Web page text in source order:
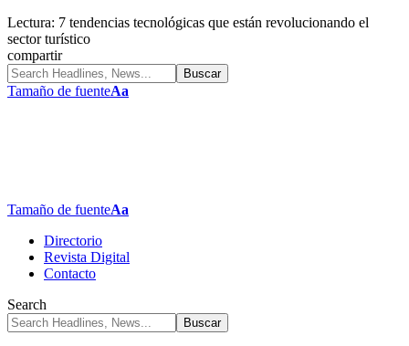
Lectura: 7 tendencias tecnológicas que están revolucionando el
sector turístico
compartir
Tamaño de fuenteAa
Tamaño de fuenteAa
Directorio
Revista Digital
Contacto
Search